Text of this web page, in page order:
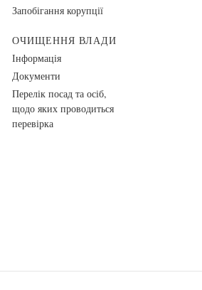
Запобігання корупції
ОЧИЩЕННЯ ВЛАДИ
Інформація
Документи
Перелік посад та осіб,
щодо яких проводиться
перевірка